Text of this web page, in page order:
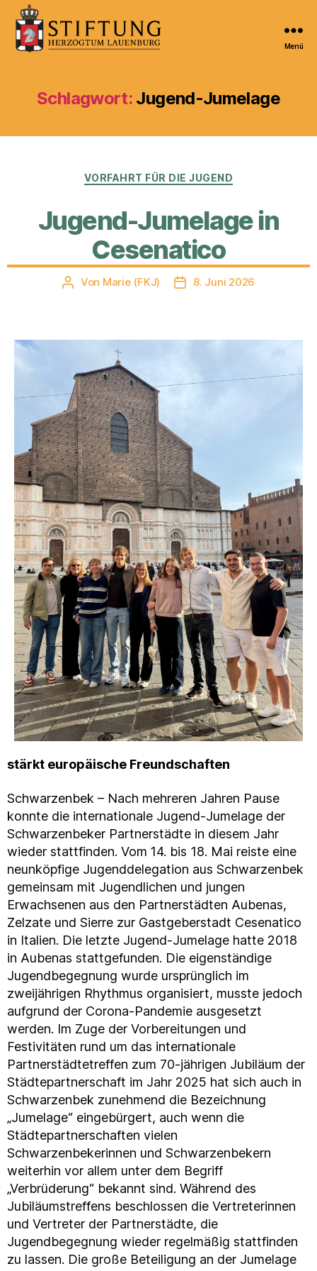
Stiftung
Herzogtum
Menü
Schlagwort: Jugend-Jumelage
Kategorien
VORFAHRT FÜR DIE JUGEND
Jugend-Jumelage in
Cesenatico
Beitragsautor
Von Marie (FKJ) Veröffentlichungsdatum
8. Juni 2026
stärkt europäische Freundschaften
Schwarzenbek – Nach mehreren Jahren Pause
konnte die internationale Jugend-Jumelage der
Schwarzenbeker Partnerstädte in diesem Jahr
wieder stattfinden. Vom 14. bis 18. Mai reiste eine
neunköpfige Jugenddelegation aus Schwarzenbek
gemeinsam mit Jugendlichen und jungen
Erwachsenen aus den Partnerstädten Aubenas,
Zelzate und Sierre zur Gastgeberstadt Cesenatico
in Italien. Die letzte Jugend-Jumelage hatte 2018
in Aubenas stattgefunden. Die eigenständige
Jugendbegegnung wurde ursprünglich im
zweijährigen Rhythmus organisiert, musste jedoch
aufgrund der Corona-Pandemie ausgesetzt
werden. Im Zuge der Vorbereitungen und
Festivitäten rund um das internationale
Partnerstädtetreffen zum 70-jährigen Jubiläum der
Städtepartnerschaft im Jahr 2025 hat sich auch in
Schwarzenbek zunehmend die Bezeichnung
„Jumelage“ eingebürgert, auch wenn die
Städtepartnerschaften vielen
Schwarzenbekerinnen und Schwarzenbekern
weiterhin vor allem unter dem Begriff
„Verbrüderung“ bekannt sind. Während des
Jubiläumstreffens beschlossen die Vertreterinnen
und Vertreter der Partnerstädte, die
Jugendbegegnung wieder regelmäßig stattfinden
zu lassen. Die große Beteiligung an der Jumelage